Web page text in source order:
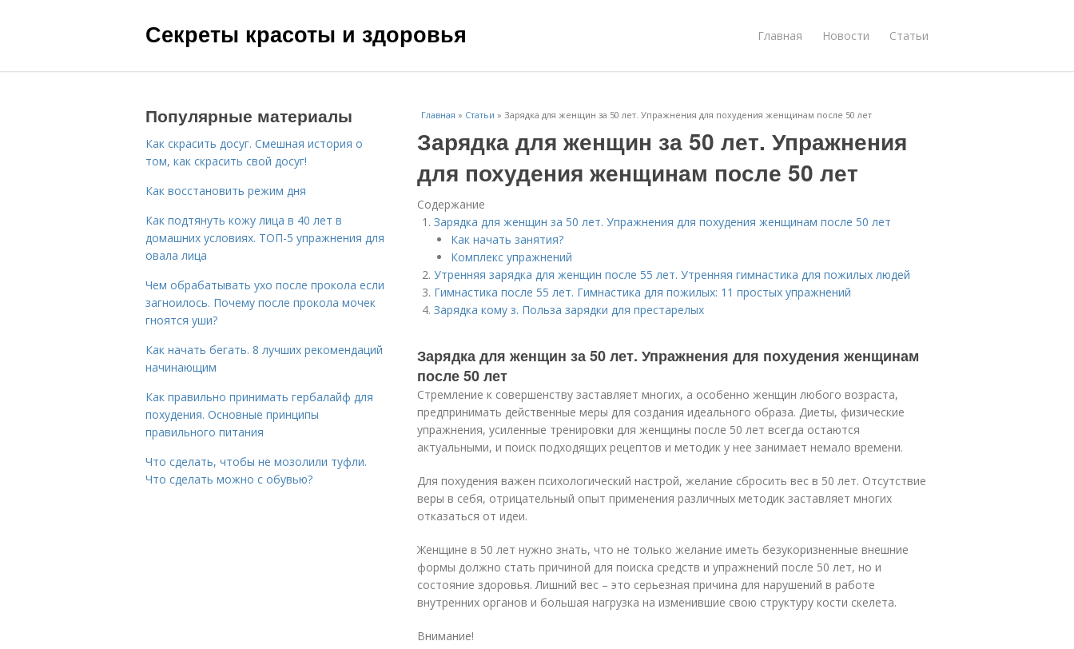
Секреты красоты и здоровья Главная Новости Статьи
Главная » Статьи » Зарядка для женщин за 50 лет. Упражнения для похудения женщинам после 50 лет
Зарядка для женщин за 50 лет. Упражнения
для похудения женщинам после 50 лет
Содержание
Зарядка для женщин за 50 лет. Упражнения для похудения женщинам после 50 лет
Как начать занятия?
Комплекс упражнений
Утренняя зарядка для женщин после 55 лет. Утренняя гимнастика для пожилых людей
Гимнастика после 55 лет. Гимнастика для пожилых: 11 простых упражнений
Зарядка кому з. Польза зарядки для престарелых
Зарядка для женщин за 50 лет. Упражнения для похудения женщинам
после 50 лет
Стремление к совершенству заставляет многих, а особенно женщин любого возраста,
предпринимать действенные меры для создания идеального образа. Диеты, физические
упражнения, усиленные тренировки для женщины после 50 лет всегда остаются
актуальными, и поиск подходящих рецептов и методик у нее занимает немало времени.
Для похудения важен психологический настрой, желание сбросить вес в 50 лет. Отсутствие
веры в себя, отрицательный опыт применения различных методик заставляет многих
отказаться от идеи.
Женщине в 50 лет нужно знать, что не только желание иметь безукоризненные внешние
формы должно стать причиной для поиска средств и упражнений после 50 лет, но и
состояние здоровья. Лишний вес – это серьезная причина для нарушений в работе
внутренних органов и большая нагрузка на изменившие свою структуру кости скелета.
Внимание!
Популярные материалы
Как скрасить досуг. Смешная история о
том, как скрасить свой досуг!
Как восстановить режим дня
Как подтянуть кожу лица в 40 лет в
домашних условиях. ТОП-5 упражнения для
овала лица
Чем обрабатывать ухо после прокола если
загноилось. Почему после прокола мочек
гноятся уши?
Как начать бегать. 8 лучших рекомендаций
начинающим
Как правильно принимать гербалайф для
похудения. Основные принципы
правильного питания
Что сделать, чтобы не мозолили туфли.
Что сделать можно с обувью?